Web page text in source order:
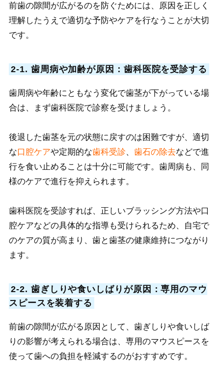
前歯の隙間が広がるのを防ぐためには、原因を正しく
理解したうえで適切な予防やケアを行なうことが大切
です。
2-1. 歯周病や加齢が原因：歯科医院を受診する
歯周病や年齢にともなう変化で歯茎が下がっている場
合は、まず歯科医院で診察を受けましょう。
後退した歯茎を元の状態に戻すのは困難ですが、適切
な口腔ケアや定期的な歯科受診、 歯石の除去などで進
行を食い止めることは十分に可能です。歯周病も、同
様のケアで進行を抑えられます。
歯科医院を受診すれば、正しいブラッシング方法や口
腔ケアなどの具体的な指導も受けられるため、自宅で
のケアの質が高まり、歯と歯茎の健康維持につながり
ます。
2-2. 歯ぎしりや食いしばりが原因：専用のマウ
スピースを装着する
前歯の隙間が広がる原因として、歯ぎしりや食いしば
りの影響が考えられる場合は、専用のマウスピースを
使って歯への負担を軽減するのがおすすめです。